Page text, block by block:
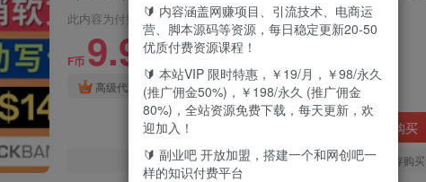
此内容为付费资源，请付费后查看
F币 9.9
高级代理 免费 顶级代理免费
立即购买
您当前未登录！建议登陆后购买，可保存购
🔰 内容涵盖网赚项目、引流技术、电商运
营、脚本源码等资源，每日稳定更新20-50
优质付费资源课程！
🔰 本站VIP 限时特惠，￥19/月，￥98/永久
(推广佣金50%)，￥198/永久 (推广佣金
80%)，全站资源免费下载，每天更新，欢
迎加入！
🔰 副业吧 开放加盟，搭建一个和网创吧一
样的知识付费平台